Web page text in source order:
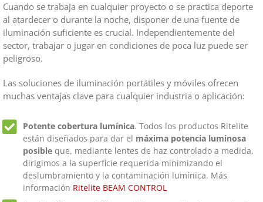
Cuando se trabaja en cualquier proyecto o se practica deporte
al atardecer o durante la noche, disponer de una fuente de
iluminación suficiente es crucial. Independientemente del
sector, trabajar o jugar en condiciones de poca luz puede ser
peligroso.
Las soluciones de iluminación portátiles y móviles ofrecen
muchas ventajas clave para cualquier industria o aplicación:
Potente cobertura lumínica. Todos los productos Ritelite
están diseñados para dar el máxima potencia luminosa
posibleque, mediante lentes de haz controlado a medida,
dirigimos a la superficie requerida minimizando el
deslumbramiento y la contaminación lumínica. Más
información Ritelite BEAM CONTROL